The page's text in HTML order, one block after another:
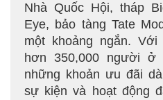
Nhà Quốc Hội, tháp
Eye, bảo tàng Tate
một khoảng ngắn.
hơn 350,000 người
những khoản ưu đãi
sự kiện và hoạt động